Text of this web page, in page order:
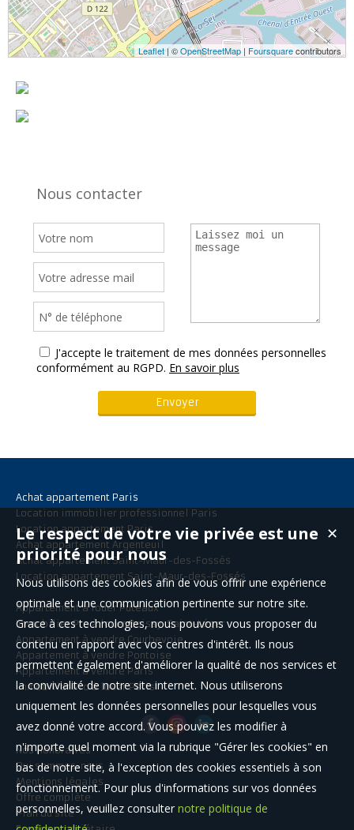
Leaflet | ©OpenStreetMap | Foursquarecontributors
Nous contacter
J'accepte le traitement de mes données personnelles
conformément au RGPD. En savoir plus
Achat appartement Paris
Location immobilier professionnel Paris
Location appartement Paris
Achat appartement Argenteuil
Achat appartement Saint-Maur-des-Fossés
Location appartement Saint-Maur-des-Fossés
Appartement à louer Puteaux
Immobilier Pro à louer Boissy-Saint-Léger
Appartement à vendre Courbevoie
Appartement à vendre Pontoise
Appartement à vendre Paris
Immobilier Pro à louer Paris
Nos Honoraires
Qui sommes-nous
Mentions légales
Offre complète
Plan du site
✕
Le respect de votre vie privée est une
priorité pour nous
Nous utilisons des cookies afin de vous offrir une expérience
optimale et une communication pertinente sur notre site.
Grace à ces technologies, nous pouvons vous proposer du
contenu en rapport avec vos centres d'intérêt. Ils nous
permettent également d'améliorer la qualité de nos services et
la convivialité de notre site internet. Nous utiliserons
uniquement les données personnelles pour lesquelles vous
avez donné votre accord. Vous pouvez les modifier à
n'importe quel moment via la rubrique "Gérer les cookies" en
bas de notre site, à l'exception des cookies essentiels à son
fonctionnement. Pour plus d'informations sur vos données
personnelles, veuillez consulter notre politique de